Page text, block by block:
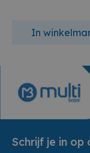
In
Schrijf je in op